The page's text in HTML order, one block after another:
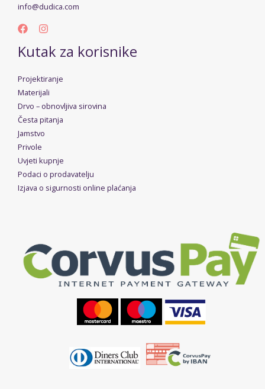
info@dudica.com
Kutak za korisnike
Projektiranje
Materijali
Drvo – obnovljiva sirovina
Česta pitanja
Jamstvo
Privole
Uvjeti kupnje
Podaci o prodavatelju
Izjava o sigurnosti online plaćanja